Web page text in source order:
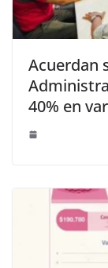
Acuerdan
40% en